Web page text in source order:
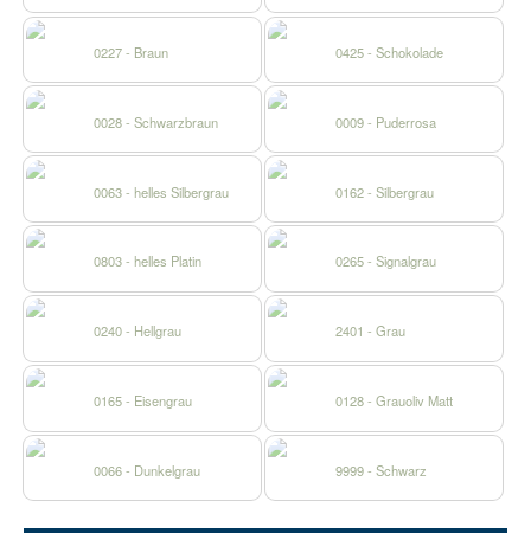
0227 - Braun 0425 - Schokolade
0028 - Schwarzbraun 0009 - Puderrosa
0063 - helles Silbergrau 0162 - Silbergrau
0803 - helles Platin 0265 - Signalgrau
0240 - Hellgrau 2401 - Grau
0165 - Eisengrau 0128 - Grauoliv Matt
0066 - Dunkelgrau 9999 - Schwarz